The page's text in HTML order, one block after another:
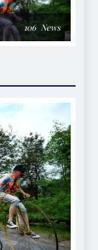
106 News